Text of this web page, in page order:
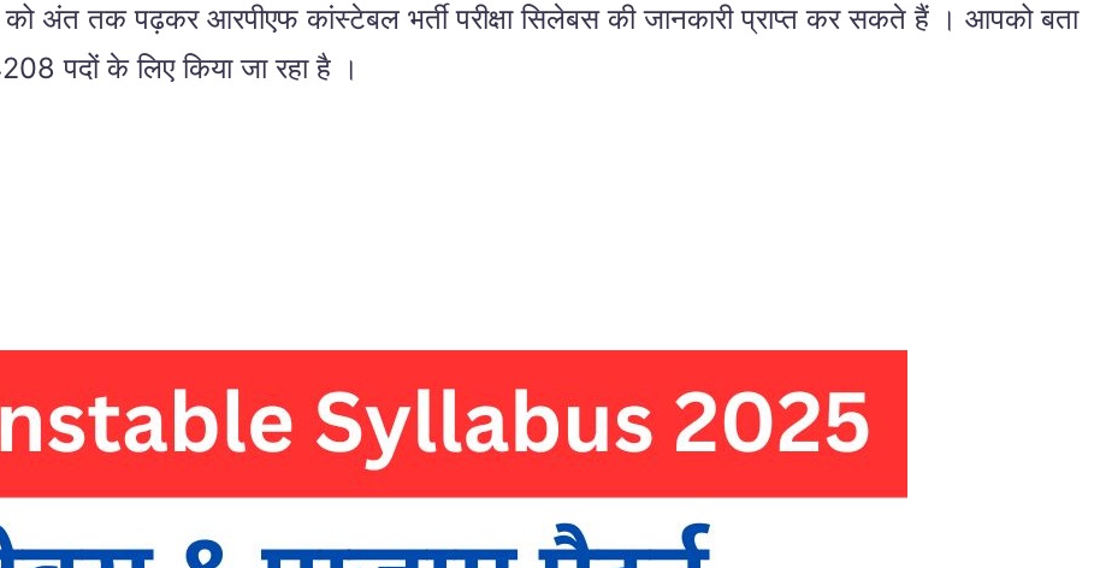
अंत तक पढ़कर आरपीएफ कांस्टेबल भर्ती परीक्षा सिलेबस की जानकारी प्राप्त कर सकते हैं । आपको बता
पदों के लिए किया जा रहा है ।